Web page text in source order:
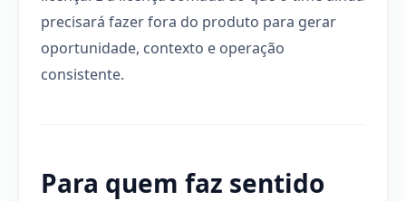
precisará fazer fora do produto para gerar
oportunidade, contexto e operação
consistente.
Para quem faz sentido